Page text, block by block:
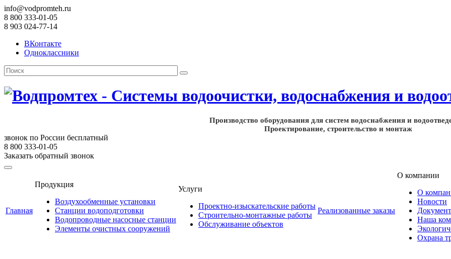
info@vodpromteh.ru
8 800 333-01-05
8 903 024-77-14
ВКонтакте
Одноклассники
Производство оборудования для систем водоснабжения и
Проектирование, строительство и монтаж
звонок по России бесплатный
8 800 333-01-05
Заказать обратный звонок
Главная
Продукция
Воздухообменные установки
Станции водоподготовки
Водопроводные насосные станции
Элементы очистных сооружений
Услуги
Проектно-изыскательские работы
Строительно-монтажные работы
Обслуживание объектов
Реализованные заказы
О компании
О
Новости
Наша
Охрана